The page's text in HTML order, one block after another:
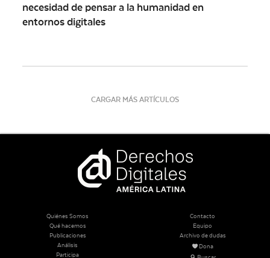
necesidad de pensar a la humanidad en
entornos digitales
CARGAR MÁS ARTÍCULOS
Quiénes Somos
Qué hacemos
Publicaciones
Análisis
Participa
Contacto
Equipo
Archivo de dudas
Dona